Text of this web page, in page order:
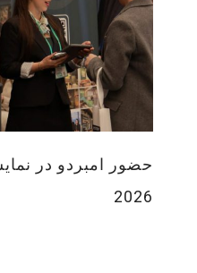
حضور امبردو در
2026